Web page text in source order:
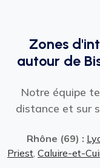
Zones
autour de
Notre équipe
distance et sur
Rhône (69) :
Priest Caluire-et-